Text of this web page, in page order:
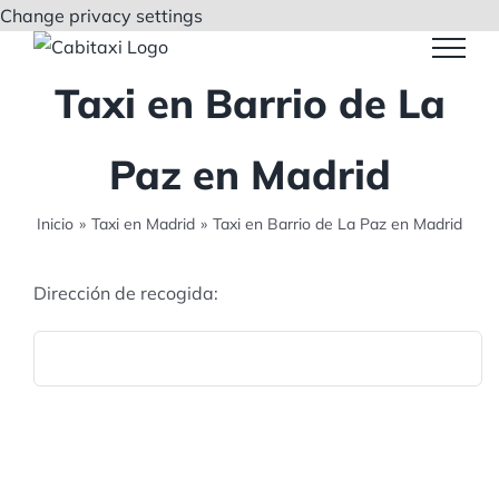
Change privacy settings
Taxi en Barrio de La
Paz en Madrid
Inicio » Taxi en Madrid » Taxi en Barrio de La Paz en Madrid
Dirección de recogida: